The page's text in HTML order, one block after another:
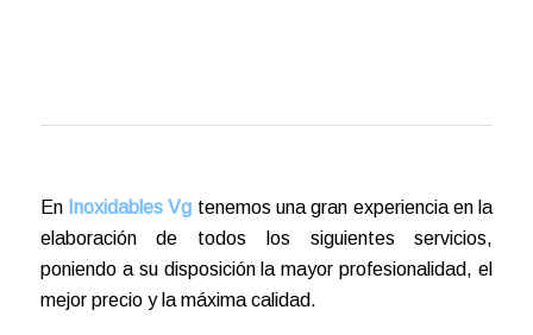
En Inoxidables Vg tenemos una gran experiencia en la
elaboración de todos los siguientes servicios,
poniendo a su disposición la mayor profesionalidad, el
mejor precio y la máxima calidad.